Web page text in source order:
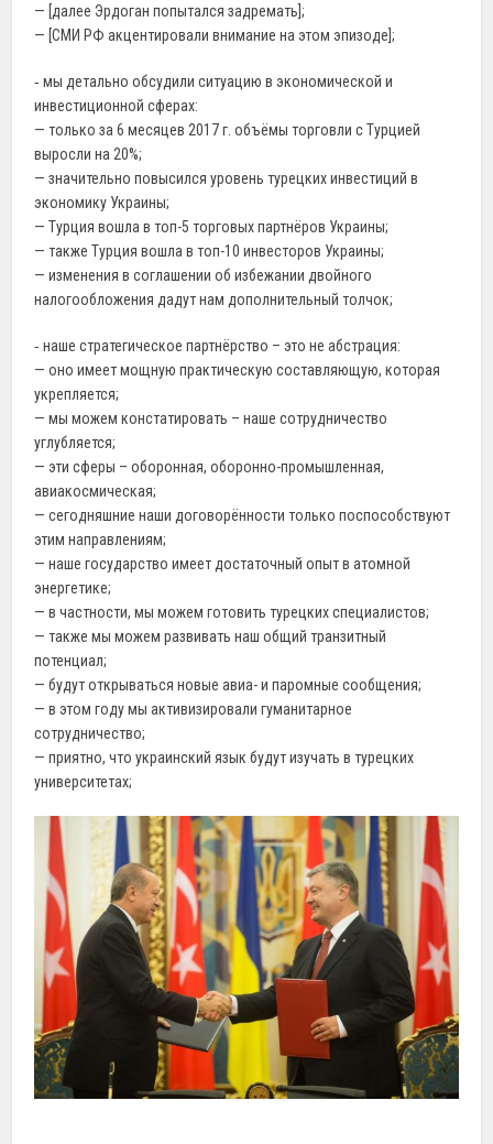
— [далее Эрдоган попытался задремать];
— [СМИ РФ акцентировали внимание на этом эпизоде];
‐ мы детально обсудили ситуацию в экономической и
инвестиционной сферах:
— только за 6 месяцев 2017 г. объёмы торговли с Турцией
выросли на 20%;
— значительно повысился уровень турецких инвестиций в
экономику Украины;
— Турция вошла в топ-5 торговых партнёров Украины;
— также Турция вошла в топ-10 инвесторов Украины;
— изменения в соглашении об избежании двойного
налогообложения дадут нам дополнительный толчок;
‐ наше стратегическое партнёрство – это не абстрация:
— оно имеет мощную практическую составляющую, которая
укрепляется;
— мы можем констатировать – наше сотрудничество
углубляется;
— эти сферы – оборонная, оборонно-промышленная,
авиакосмическая;
— сегодняшние наши договорённости только поспособствуют
этим направлениям;
— наше государство имеет достаточный опыт в атомной
энергетике;
— в частности, мы можем готовить турецких специалистов;
— также мы можем развивать наш общий транзитный
потенциал;
— будут открываться новые авиа- и паромные сообщения;
— в этом году мы активизировали гуманитарное
сотрудничество;
— приятно, что украинский язык будут изучать в турецких
университетах;